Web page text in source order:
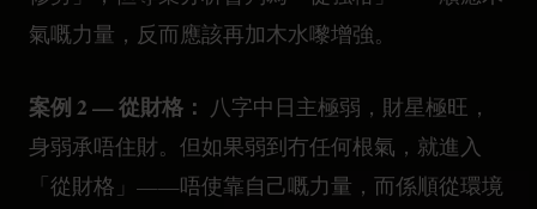
氣嘅力量，反而應該再加木水嚟增強。
案例 2 — 從財格： 八字中日主極弱，財星極旺，
身弱承唔住財。但如果弱到冇任何根氣，就進入
「從財格」——唔使靠自己嘅力量，而係順從環境